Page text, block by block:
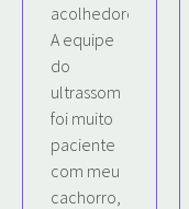
acolhedores.
A equipe
do
ultrassom
foi muito
paciente
com meu
cachorro,